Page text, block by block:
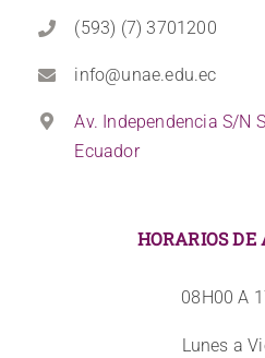
(593) (7) 3701200
info@unae.edu.ec
Av. Independencia S/N
Ecuador
HORARIOS DE
08H00 A
Lunes a